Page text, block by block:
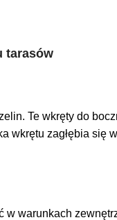
tarasów
Te wkręty do
wkrętu zagłębia się
w warunkach